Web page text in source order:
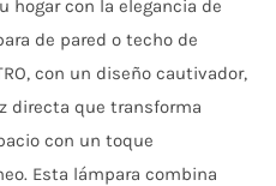
precios:
desde
$432.115
hasta
$600.160
hogar con la elegancia de
de pared o techo de
con un diseño cautivador,
directa que transforma
con un toque
Esta lámpara combina